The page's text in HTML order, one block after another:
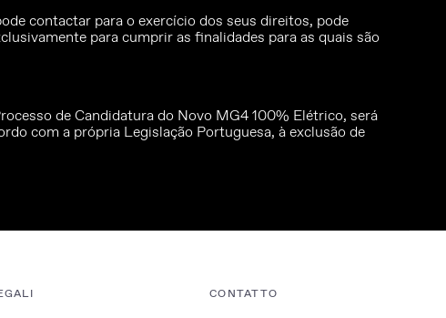
contactar para o exercício dos seus direitos, pode
para cumprir as finalidades para as quais são
de Candidatura do Novo MG4 100% Elétrico, será
com a própria Legislação Portuguesa, à exclusão de
CONTATTO